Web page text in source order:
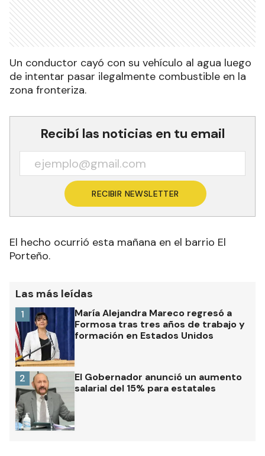
Un conductor cayó con su vehículo al agua luego
de intentar pasar ilegalmente combustible en la
zona fronteriza.
Recibí las noticias en tu email
RECIBIR NEWSLETTER
El hecho ocurrió esta mañana en el barrio El
Porteño.
Las más leídas
María Alejandra Mareco regresó a
Formosa tras tres años de trabajo y
formación en Estados Unidos
1
El Gobernador anunció un aumento
salarial del 15% para estatales
2